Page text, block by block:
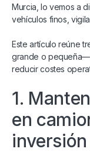
Murcia, lo vemos a
vehículos finos,
Este artículo reúne
grande o pequeña—
reducir costes
1.
en